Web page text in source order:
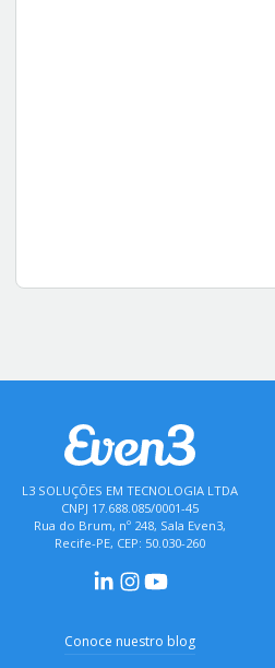
L3 SOLUÇÕES EM TECNOLOGIA LTDA
CNPJ 17.688.085/0001-45
Rua do Brum, nº 248, Sala Even3,
Recife-PE, CEP: 50.030-260
Conoce nuestro blog